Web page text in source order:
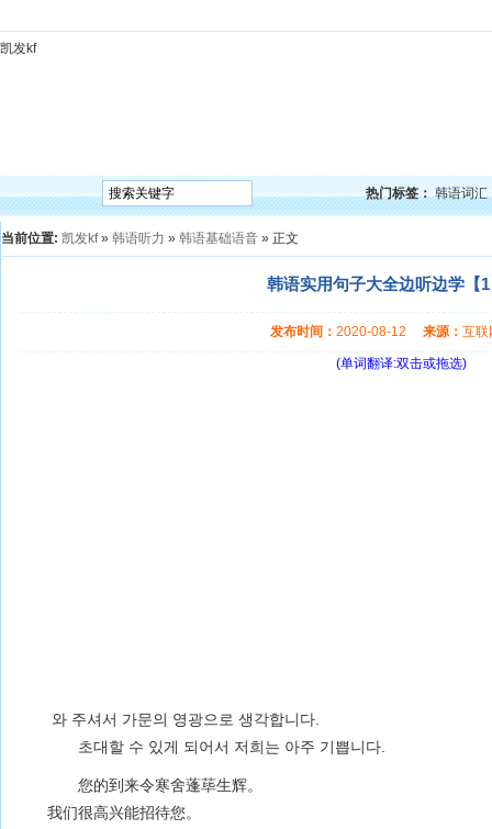
凯发kf
热门标签： 韩语词汇
当前位置: 凯发kf» 韩语听力 » 韩语基础语音 » 正文
韩语实用句子大全边听边学【
发布时间： 2020-08-12 来源： 互
(单词翻译:双击或拖选)
와 주셔서 가문의 영광으로 생각합니다.
초대할 수 있게 되어서 저희는 아주 기쁩니다.
您的到来令寒舍蓬荜生辉。
我们很高兴能招待您。